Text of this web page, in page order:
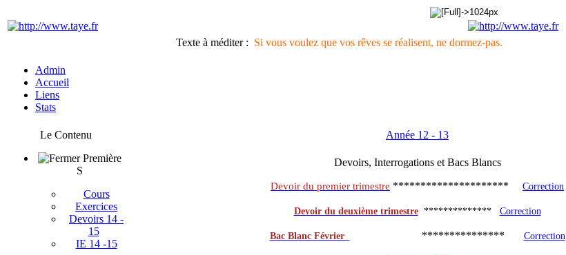
Texte à méditer : Si vous voulez que vos rêves se réalisent, ne dormez-pas.
Admin
Accueil
Liens
Stats
Le Contenu
Première
S
Cours
Exercices
Devoirs 14 -
15
IE 14 -15
Année 12 - 13
Devoirs, Interrogations et Bacs Blancs
Devoir du premier trimestre ********************* Correction
Devoir du deuxième trimestre************** Correction
Bac Blanc Février *************** Correction